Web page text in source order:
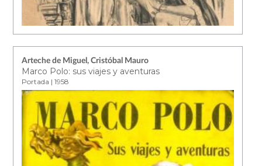
Arteche de Miguel, Cristóbal Mauro
Marco Polo: sus viajes y aventuras
Portada | 1958